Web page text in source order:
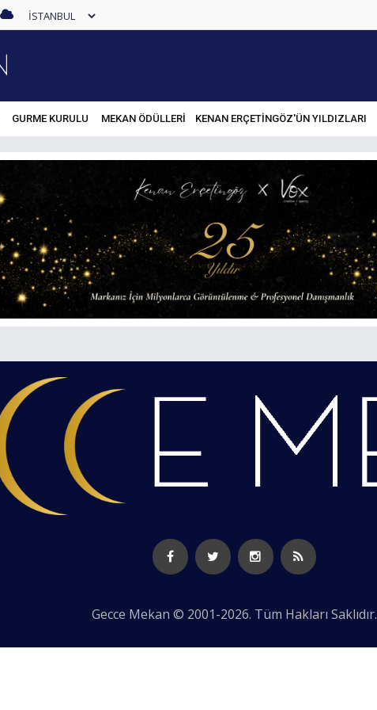
GURME KURULU MEKAN ÖDÜLLERİ KENAN ERÇETINGÖZ'ÜN YILDIZLARI
Gecce Mekan © 2001-2026. Tüm Hakları Saklıdır.